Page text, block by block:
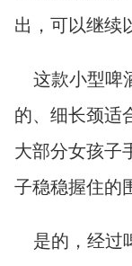
出，可以继续
这款小型啤
的、细长颈适
大部分女孩子
子稳稳握住的
是的，经过